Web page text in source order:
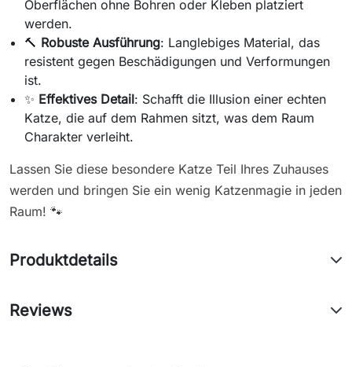
Oberflächen ohne Bohren oder Kleben platziert
werden.
🔨 Robuste Ausführung: Langlebiges Material, das
resistent gegen Beschädigungen und Verformungen
ist.
✨ Effektives Detail: Schafft die Illusion einer echten
Katze, die auf dem Rahmen sitzt, was dem Raum
Charakter verleiht.
Lassen Sie diese besondere Katze Teil Ihres Zuhauses
werden und bringen Sie ein wenig Katzenmagie in jeden
Raum! 🐾
Produktdetails
Reviews